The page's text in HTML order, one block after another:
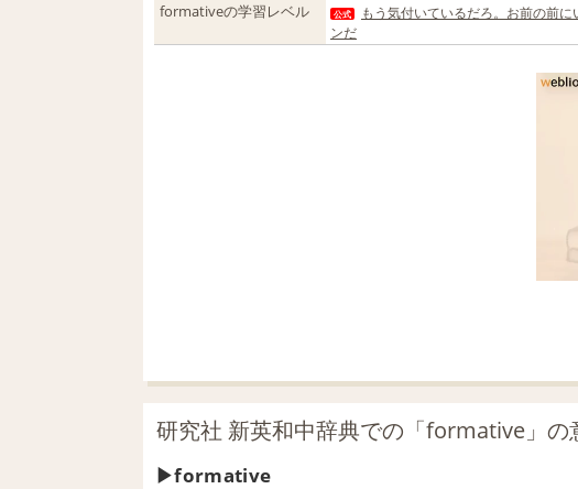
formativeの学習レベル 公式
もう気付いているだろ。お前の前
ンだ
研究社 新英和中辞典での「formative」の
formative